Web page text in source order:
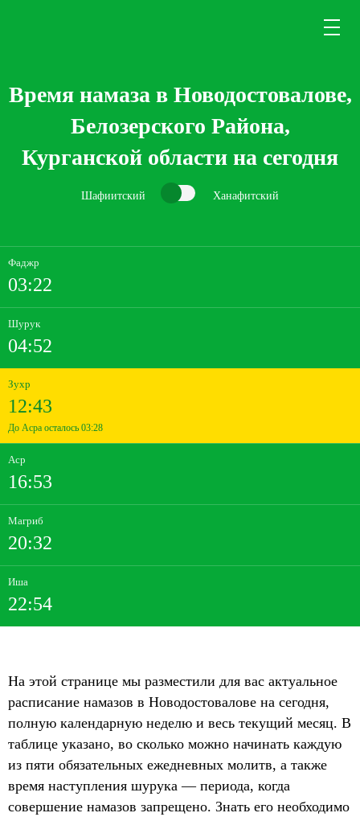
Время намаза в Новодостовалове,
Белозерского Района,
Курганской области на сегодня
Шафиитский Ханафитский
Фаджр
03:22
Шурук
04:52
Зухр
12:43
До Асра осталось 03:28
Аср
16:53
Магриб
20:32
Иша
22:54
На этой странице мы разместили для вас актуальное
расписание намазов в Новодостовалове на сегодня,
полную календарную неделю и весь текущий месяц. В
таблице указано, во сколько можно начинать каждую
из пяти обязательных ежедневных молитв, а также
время наступления шурука — периода, когда
совершение намазов запрещено. Знать его необходимо